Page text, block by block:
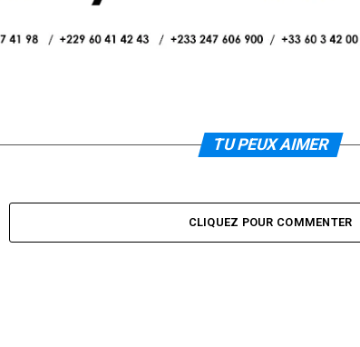
TU PEUX AIMER
CLIQUEZ POUR COMMENTER